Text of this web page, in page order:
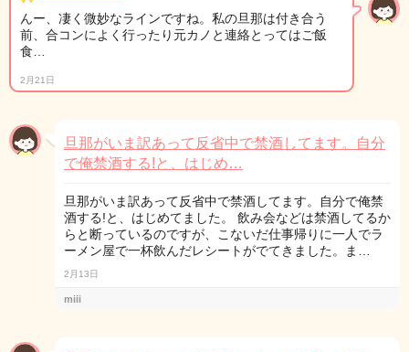
んー、凄く微妙なラインですね。私の旦那は付き合う
前、合コンによく行ったり元カノと連絡とってはご飯
食…
2月21日
旦那がいま訳あって反省中で禁酒してます。自分
で俺禁酒する!と、はじめ…
旦那がいま訳あって反省中で禁酒してます。自分で俺禁
酒する!と、はじめてました。 飲み会などは禁酒してるか
らと断っているのですが、こないだ仕事帰りに一人でラ
ーメン屋で一杯飲んだレシートがでてきました。ま…
2月13日
miii